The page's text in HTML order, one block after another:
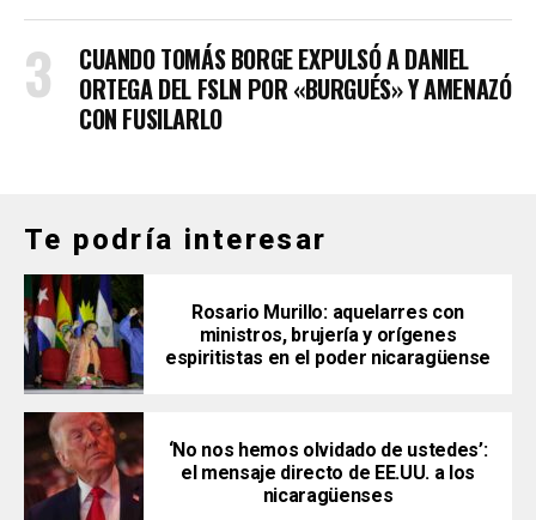
CUANDO TOMÁS BORGE EXPULSÓ A DANIEL
ORTEGA DEL FSLN POR «BURGUÉS» Y AMENAZÓ
CON FUSILARLO
Te podría interesar
Rosario Murillo: aquelarres con
ministros, brujería y orígenes
espiritistas en el poder nicaragüense
‘No nos hemos olvidado de ustedes’:
el mensaje directo de EE.UU. a los
nicaragüenses